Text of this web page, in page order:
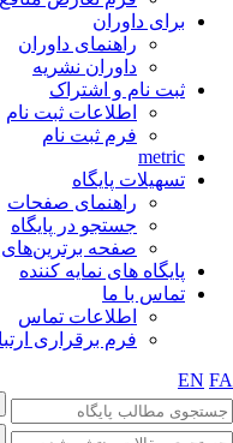
برای داوران
راهنمای داوران
داوران نشریه
ثبت نام و اشتراک
اطلاعات ثبت نام
فرم ثبت نام
metric
تسهیلات پایگاه
راهنمای صفحات
جستجو در پایگاه
صفحه برترین‌های
پایگاه های نمایه کننده
تماس با ما
اطلاعات تماس
فرم برقراری
EN